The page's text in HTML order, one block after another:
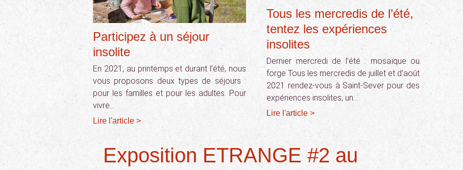
Participez à un séjour
insolite
En 2021, au printemps et durant l’été, nous
vous proposons deux types de séjours :
pour les familles et pour les adultes. Pour
vivre…
Lire l'article >
Tous les mercredis de l’été,
tentez les expériences
insolites
Dernier mercredi de l’été : mosaïque ou
forge Tous les mercredis de juillet et d’août
2021 rendez-vous à Saint-Sever pour des
expériences insolites, un…
Lire l'article >
Exposition ETRANGE #2 au